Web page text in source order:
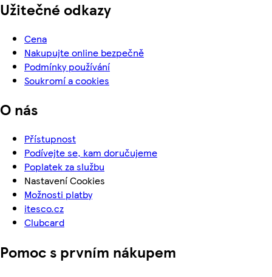
Užitečné odkazy
Cena
Nakupujte online bezpečně
Podmínky používání
Soukromí a cookies
O nás
Přístupnost
Podívejte se, kam doručujeme
Poplatek za službu
Nastavení Cookies
Možnosti platby
itesco.cz
Clubcard
Pomoc s prvním nákupem